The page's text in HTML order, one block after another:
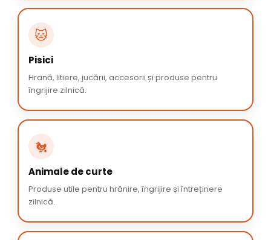
🐱
Pisici
Hrană, litiere, jucării, accesorii și produse pentru
îngrijire zilnică.
🐔
Animale de curte
Produse utile pentru hrănire, îngrijire și întreținere
zilnică.